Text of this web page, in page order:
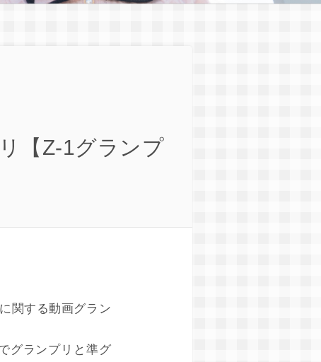
【Z-1グランプ
関する動画グラン
グランプリと準グ